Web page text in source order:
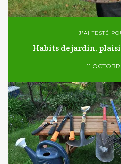
J'AI TESTÉ
Habits de jardin,
11